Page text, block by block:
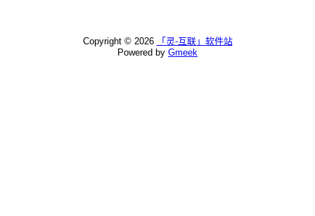
Copyright © 2026
「灵-互联」软件站
Powered by Gmeek